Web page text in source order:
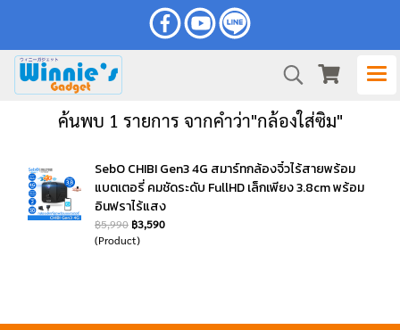
ค้นพบ 1 รายการ จากคำว่า"กล้องใส่ซิม"
SebO CHIBI Gen3 4G สมาร์ทกล้องจิ๋วไร้สายพร้อม
แบตเตอรี่ คมชัดระดับ FullHD เล็กเพียง 3.8cm พร้อม
อินฟราไร้แสง
฿5,990 ฿3,590
(Product)